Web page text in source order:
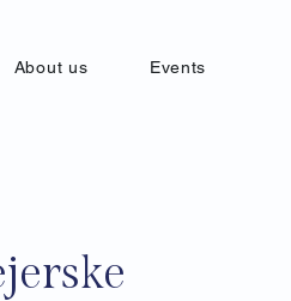
About us Events